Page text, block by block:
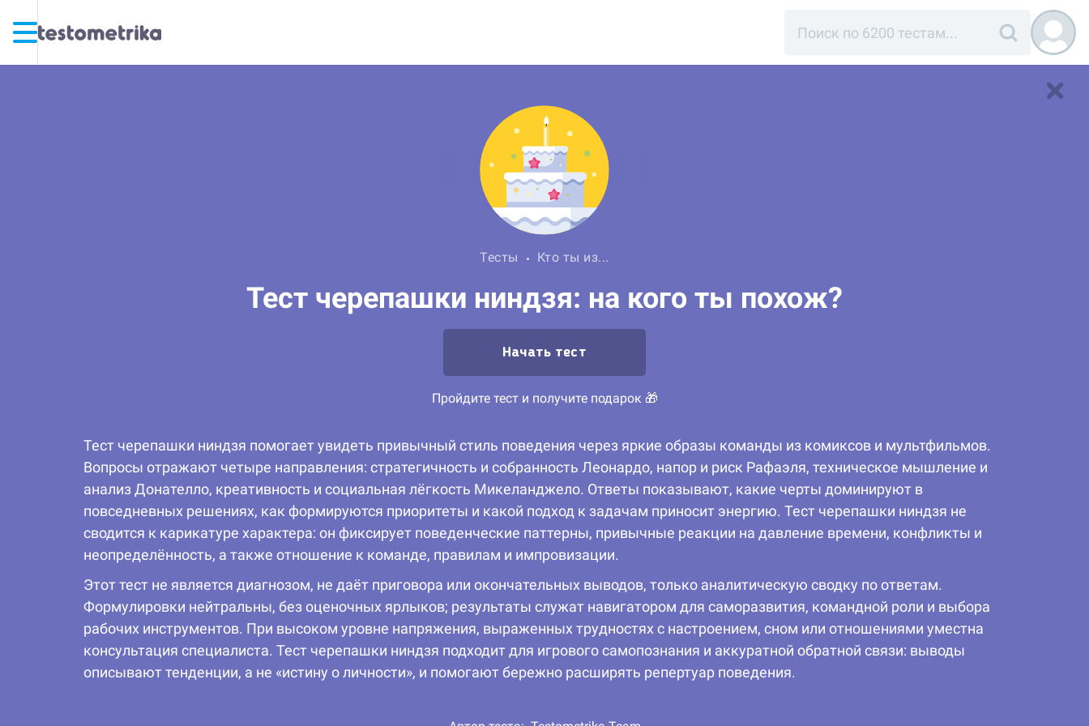
Тесты Кто ты из...
Тест черепашки ниндзя: на кого ты похож?
Начать тест
Пройдите тест и получите подарок 🎁
Тест черепашки ниндзя помогает увидеть привычный стиль поведения через яркие образы команды из комиксов и мультфильмов.
Вопросы отражают четыре направления: стратегичность и собранность Леонардо, напор и риск Рафаэля, техническое мышление и
анализ Донателло, креативность и социальная лёгкость Микеланджело. Ответы показывают, какие черты доминируют в
повседневных решениях, как формируются приоритеты и какой подход к задачам приносит энергию. Тест черепашки ниндзя не
сводится к карикатуре характера: он фиксирует поведенческие паттерны, привычные реакции на давление времени, конфликты и
неопределённость, а также отношение к команде, правилам и импровизации.
Этот тест не является диагнозом, не даёт приговора или окончательных выводов, только аналитическую сводку по ответам.
Формулировки нейтральны, без оценочных ярлыков; результаты служат навигатором для саморазвития, командной роли и выбора
рабочих инструментов. При высоком уровне напряжения, выраженных трудностях с настроением, сном или отношениями уместна
консультация специалиста. Тест черепашки ниндзя подходит для игрового самопознания и аккуратной обратной связи: выводы
описывают тенденции, а не «истину о личности», и помогают бережно расширять репертуар поведения.